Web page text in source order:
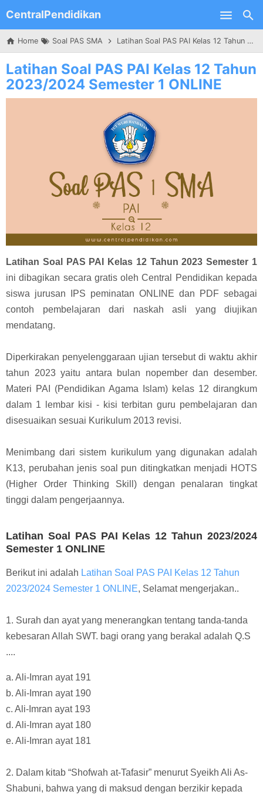
Skip to main content
CentralPendidikan
Home Soal PAS SMA Latihan Soal PAS PAI Kelas 12 Tahun 2023/2024 Semester 1 ONLINE
Latihan Soal PAS PAI Kelas 12 Tahun
2023/2024 Semester 1 ONLINE
Latihan Soal PAS PAI Kelas 12 Tahun 2023 Semester 1
ini dibagikan secara gratis oleh Central Pendidikan kepada
siswa jurusan IPS peminatan ONLINE dan PDF sebagai
contoh pembelajaran dari naskah asli yang diujikan
mendatang.
Diperkirakan penyelenggaraan ujian tersebut di waktu akhir
tahun 2023 yaitu antara bulan nopember dan desember.
Materi PAI (Pendidikan Agama Islam) kelas 12 dirangkum
dalam 1 lembar kisi - kisi terbitan guru pembelajaran dan
disesuaikan sesuai Kurikulum 2013 revisi.
Menimbang dari sistem kurikulum yang digunakan adalah
K13, perubahan jenis soal pun ditingkatkan menjadi HOTS
(Higher Order Thinking Skill) dengan penalaran tingkat
tinggi dalam pengerjaannya.
Latihan Soal PAS PAI Kelas 12 Tahun 2023/2024
Semester 1 ONLINE
Berikut ini adalah Latihan Soal PAS PAI Kelas 12 Tahun
2023/2024 Semester 1 ONLINE, Selamat mengerjakan..
1. Surah dan ayat yang menerangkan tentang tanda-tanda
kebesaran Allah SWT. bagi orang yang berakal adalah Q.S
....
a. Ali-Imran ayat 191
b. Ali-Imran ayat 190
c. Ali-Imran ayat 193
d. Ali-Imran ayat 180
e. Ali-Imran ayat 181
2. Dalam kitab “Shofwah at-Tafasir” menurut Syeikh Ali As-
Shabuni, bahwa yang di maksud dengan berzikir kepada